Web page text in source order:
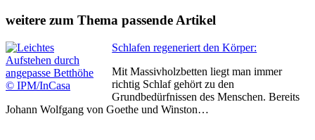
weitere zum Thema passende Artikel
Schlafen regeneriert den Körper:
Mit Massivholzbetten liegt man immer
richtig Schlaf gehört zu den
Grundbedürfnissen des Menschen. Bereits
Johann Wolfgang von Goethe und Winston…